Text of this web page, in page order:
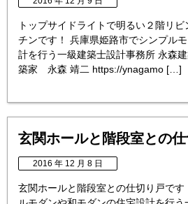
トップサイドライトで明るい２階リ
チンです！ 兵庫県姫路市でシンプル
計を行う一級建築士設計事務所 永森
築家 永森 靖二 https://ynagamo […]
玄関ホールと階段室との仕
2016 年 12 月 8 日
玄関ホールと階段室との仕切り戸で